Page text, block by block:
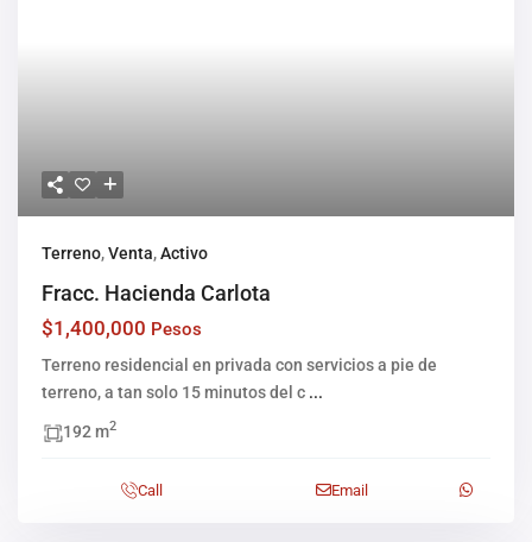
Terreno,Venta,Activo
Fracc. Hacienda Carlota
$1,400,000 Pesos
Terreno residencial en privada con servicios a pie de
terreno, a tan solo 15 minutos del c ...
192 m2
Call Email